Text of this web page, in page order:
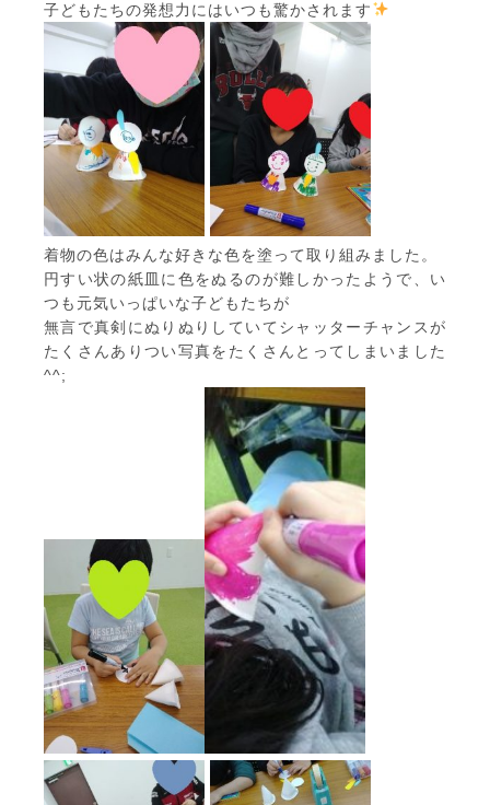
子どもたちの発想力にはいつも驚かされます
着物の色はみんな好きな色を塗って取り組みました。
円すい状の紙皿に色をぬるのが難しかったようで、い
つも元気いっぱいな子どもたちが
無言で真剣にぬりぬりしていてシャッターチャンスが
たくさんありつい写真をたくさんとってしまいました
^^;